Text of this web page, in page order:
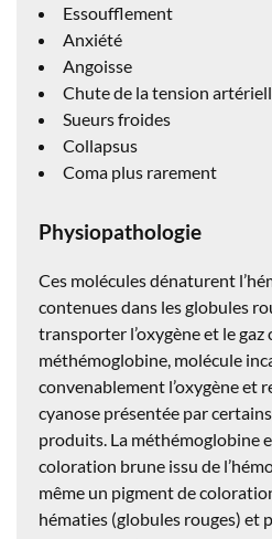
Essoufflement
Anxiété
Angoisse
Chute de la tension
Sueurs froides
Collapsus
Coma plus rarement
Physiopathologie
Ces molécules dénaturent
contenues dans les globules
transporter l’oxygène et le gaz
méthémoglobine, molécule
convenablement l’oxygène et
cyanose présentée par
produits. La méthémoglobine
coloration brune issu de
même un pigment de
hématies (globules rouges) et